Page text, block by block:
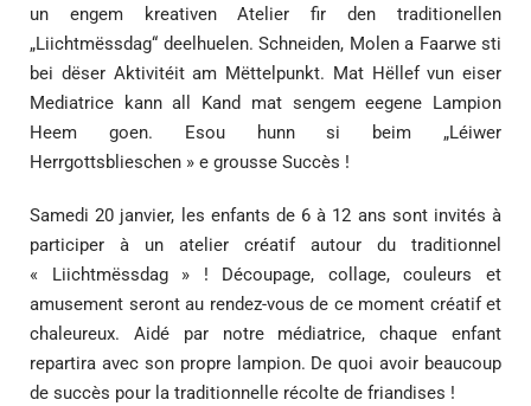
un engem kreativen Atelier fir den traditionellen
„Liichtmëssdag“ deelhuelen. Schneiden, Molen a Faarwe sti
bei dëser Aktivitéit am Mëttelpunkt. Mat Hëllef vun eiser
Mediatrice kann all Kand mat sengem eegene Lampion
Heem goen. Esou hunn si beim „Léiwer
Herrgottsblieschen » e grousse Succès !
Samedi 20 janvier, les enfants de 6 à 12 ans sont invités à
participer à un atelier créatif autour du traditionnel
« Liichtmëssdag » ! Découpage, collage, couleurs et
amusement seront au rendez-vous de ce moment créatif et
chaleureux. Aidé par notre médiatrice, chaque enfant
repartira avec son propre lampion. De quoi avoir beaucoup
de succès pour la traditionnelle récolte de friandises !